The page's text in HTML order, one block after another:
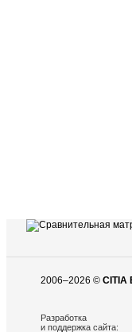
2006–2026 © CITIA
Разработка
и поддержка сайта: